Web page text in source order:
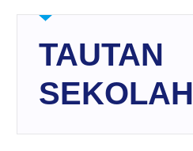
TAUTAN
SEKOLAH